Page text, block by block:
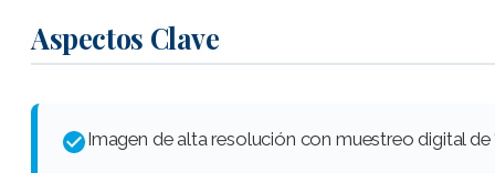
Aspectos Clave
Imagen de alta resolución con muestreo digital